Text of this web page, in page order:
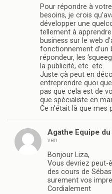
Pour répondre à
besoins, je crois
développer une
tellement à
business sur le web
fonctionnement d’un
répondeur, les
la publicité, etc. etc.
Juste çà peut en
entreprendre quoi
pas que cela est de
que spécialiste en
Ce n’était là que mes
Agathe Equipe
ven
Bonjour Liza,
Vous devriez peut-
des cours de
surement vos
Cordialement